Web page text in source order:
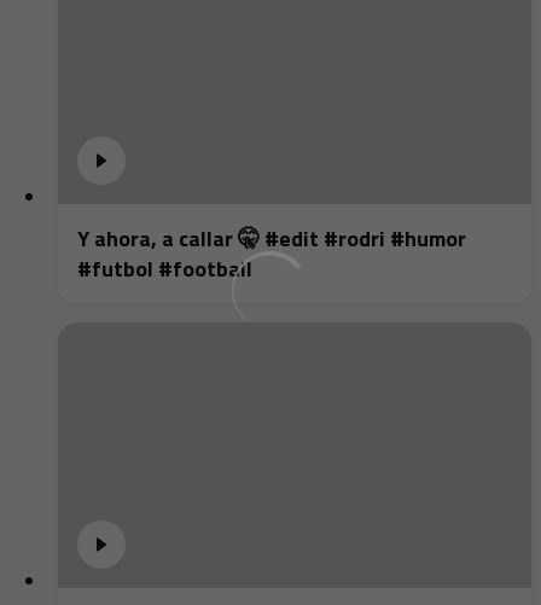
Y ahora, a callar 🤫 #edit #rodri #humor
#futbol #football